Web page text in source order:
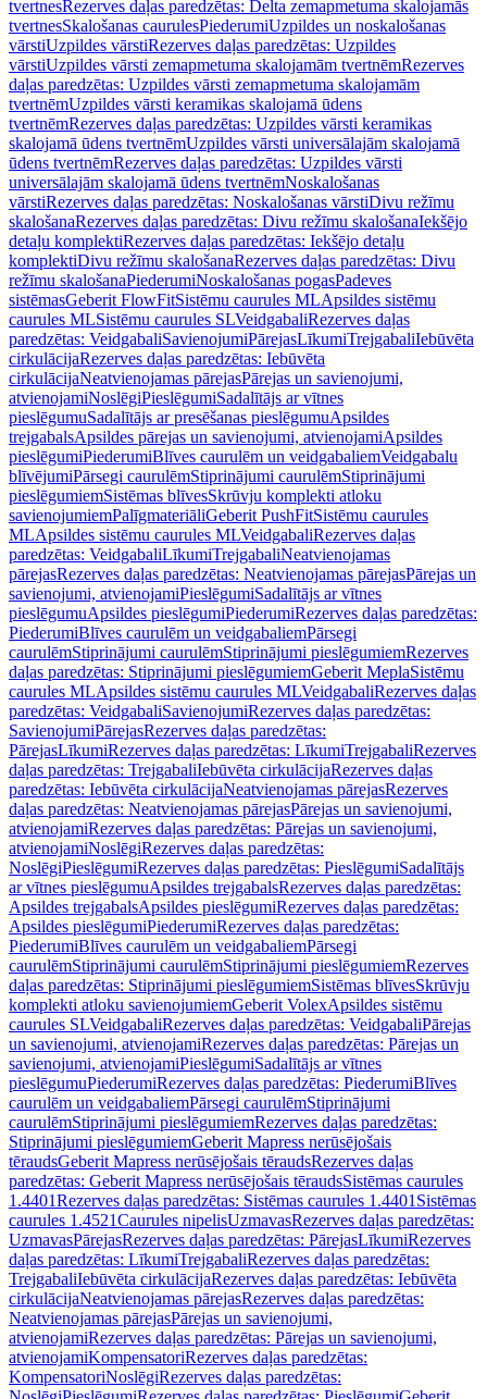
tvertnesRezerves daļas paredzētas: Delta zemapmetuma skalojamās
tvertnesSkalošanas caurulesPiederumiUzpildes un noskalošanas
vārstiUzpildes vārstiRezerves daļas paredzētas: Uzpildes
vārstiUzpildes vārsti zemapmetuma skalojamām tvertnēmRezerves
daļas paredzētas: Uzpildes vārsti zemapmetuma skalojamām
tvertnēmUzpildes vārsti keramikas skalojamā ūdens
tvertnēmRezerves daļas paredzētas: Uzpildes vārsti keramikas
skalojamā ūdens tvertnēmUzpildes vārsti universālajām skalojamā
ūdens tvertnēmRezerves daļas paredzētas: Uzpildes vārsti
universālajām skalojamā ūdens tvertnēmNoskalošanas
vārstiRezerves daļas paredzētas: Noskalošanas vārstiDivu režīmu
skalošanaRezerves daļas paredzētas: Divu režīmu skalošanaIekšējo
detaļu komplektiRezerves daļas paredzētas: Iekšējo detaļu
komplektiDivu režīmu skalošanaRezerves daļas paredzētas: Divu
režīmu skalošanaPiederumiNoskalošanas pogasPadeves
sistēmasGeberit FlowFitSistēmu caurules MLApsildes sistēmu
caurules MLSistēmu caurules SLVeidgabaliRezerves daļas
paredzētas: VeidgabaliSavienojumiPārejasLīkumiTrejgabaliIebūvēta
cirkulācijaRezerves daļas paredzētas: Iebūvēta
cirkulācijaNeatvienojamas pārejasPārejas un savienojumi,
atvienojamiNoslēgiPieslēgumiSadalītājs ar vītnes
pieslēgumuSadalītājs ar presēšanas pieslēgumuApsildes
trejgabalsApsildes pārejas un savienojumi, atvienojamiApsildes
pieslēgumiPiederumiBlīves caurulēm un veidgabaliemVeidgabalu
blīvējumiPārsegi caurulēmStiprinājumi caurulēmStiprinājumi
pieslēgumiemSistēmas blīvesSkrūvju komplekti atloku
savienojumiemPalīgmateriāliGeberit PushFitSistēmu caurules
MLApsildes sistēmu caurules MLVeidgabaliRezerves daļas
paredzētas: VeidgabaliLīkumiTrejgabaliNeatvienojamas
pārejasRezerves daļas paredzētas: Neatvienojamas pārejasPārejas un
savienojumi, atvienojamiPieslēgumiSadalītājs ar vītnes
pieslēgumuApsildes pieslēgumiPiederumiRezerves daļas paredzētas:
PiederumiBlīves caurulēm un veidgabaliemPārsegi
caurulēmStiprinājumi caurulēmStiprinājumi pieslēgumiemRezerves
daļas paredzētas: Stiprinājumi pieslēgumiemGeberit MeplaSistēmu
caurules MLApsildes sistēmu caurules MLVeidgabaliRezerves daļas
paredzētas: VeidgabaliSavienojumiRezerves daļas paredzētas:
SavienojumiPārejasRezerves daļas paredzētas:
PārejasLīkumiRezerves daļas paredzētas: LīkumiTrejgabaliRezerves
daļas paredzētas: TrejgabaliIebūvēta cirkulācijaRezerves daļas
paredzētas: Iebūvēta cirkulācijaNeatvienojamas pārejasRezerves
daļas paredzētas: Neatvienojamas pārejasPārejas un savienojumi,
atvienojamiRezerves daļas paredzētas: Pārejas un savienojumi,
atvienojamiNoslēgiRezerves daļas paredzētas:
NoslēgiPieslēgumiRezerves daļas paredzētas: PieslēgumiSadalītājs
ar vītnes pieslēgumuApsildes trejgabalsRezerves daļas paredzētas:
Apsildes trejgabalsApsildes pieslēgumiRezerves daļas paredzētas:
Apsildes pieslēgumiPiederumiRezerves daļas paredzētas:
PiederumiBlīves caurulēm un veidgabaliemPārsegi
caurulēmStiprinājumi caurulēmStiprinājumi pieslēgumiemRezerves
daļas paredzētas: Stiprinājumi pieslēgumiemSistēmas blīvesSkrūvju
komplekti atloku savienojumiemGeberit VolexApsildes sistēmu
caurules SLVeidgabaliRezerves daļas paredzētas: VeidgabaliPārejas
un savienojumi, atvienojamiRezerves daļas paredzētas: Pārejas un
savienojumi, atvienojamiPieslēgumiSadalītājs ar vītnes
pieslēgumuPiederumiRezerves daļas paredzētas: PiederumiBlīves
caurulēm un veidgabaliemPārsegi caurulēmStiprinājumi
caurulēmStiprinājumi pieslēgumiemRezerves daļas paredzētas:
Stiprinājumi pieslēgumiemGeberit Mapress nerūsējošais
tēraudsGeberit Mapress nerūsējošais tēraudsRezerves daļas
paredzētas: Geberit Mapress nerūsējošais tēraudsSistēmas caurules
1.4401Rezerves daļas paredzētas: Sistēmas caurules 1.4401 Sistēmas
caurules 1.4521Caurules nipelisUzmavasRezerves daļas paredzētas:
UzmavasPārejasRezerves daļas paredzētas: PārejasLīkumiRezerves
daļas paredzētas: LīkumiTrejgabaliRezerves daļas paredzētas:
TrejgabaliIebūvēta cirkulācijaRezerves daļas paredzētas: Iebūvēta
cirkulācijaNeatvienojamas pārejasRezerves daļas paredzētas:
Neatvienojamas pārejasPārejas un savienojumi,
atvienojamiRezerves daļas paredzētas: Pārejas un savienojumi,
atvienojamiKompensatoriRezerves daļas paredzētas:
KompensatoriNoslēgiRezerves daļas paredzētas: